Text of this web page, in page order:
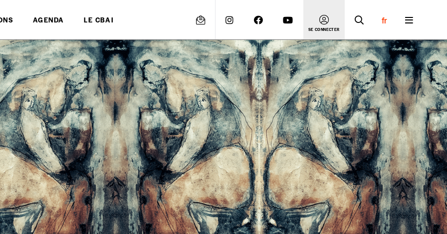
AGENDA LE CBAI
SE CONNECTER
fr
Créer un compte